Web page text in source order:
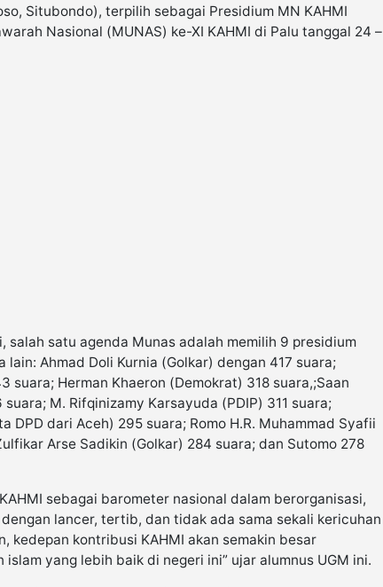
Situbondo), terpilih sebagai Presidium MN KAHMI
Nasional (MUNAS) ke-XI KAHMI di Palu tanggal 24 –
salah satu agenda Munas adalah memilih 9 presidium
Ahmad Doli Kurnia (Golkar) dengan 417 suara;
suara; Herman Khaeron (Demokrat) 318 suara,;Saan
M. Rifqinizamy Karsayuda (PDIP) 311 suara;
DPD dari Aceh) 295 suara; Romo H.R. Muhammad Syafii
Arse Sadikin (Golkar) 284 suara; dan Sutomo 278
sebagai barometer nasional dalam berorganisasi,
lancer, tertib, dan tidak ada sama sekali kericuhan
kedepan kontribusi KAHMI akan semakin besar
islam yang lebih baik di negeri ini” ujar alumnus UGM ini.